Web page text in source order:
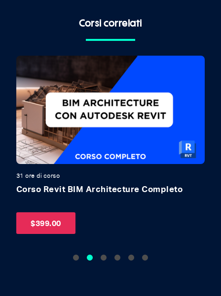
Corsi correlati
31 ore di corso
Corso Revit BIM Architecture Completo
$399.00